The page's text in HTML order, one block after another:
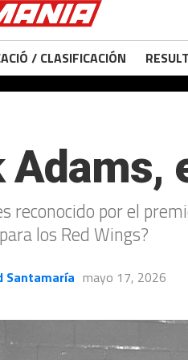
/ CLASIFICACIÓN
Adams,
reconocido por el
los Red Wings?
Santamaría mayo 17, 2026